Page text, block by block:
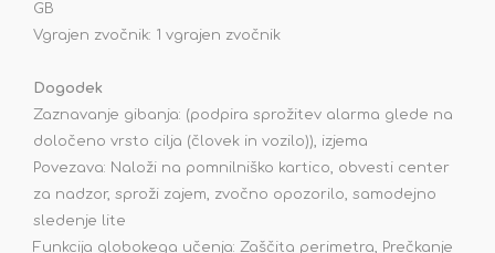
GB
Vgrajen zvočnik: 1 vgrajen zvočnik
Dogodek
Zaznavanje gibanja: (podpira sprožitev alarma glede na
določeno vrsto cilja (človek in vozilo)), izjema
Povezava: Naloži na pomnilniško kartico, obvesti center
za nadzor, sproži zajem, zvočno opozorilo, samodejno
sledenje lite
Funkcija globokega učenja: Zaščita perimetra, Prečkanje